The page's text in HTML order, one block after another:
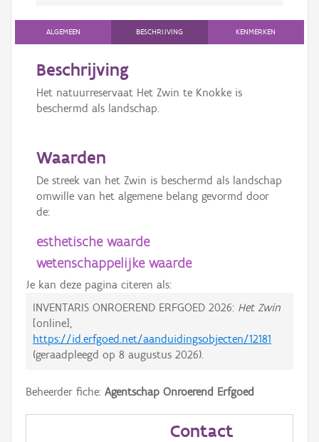
ALGEMEEN BESCHRIJVING KENMERKEN
Beschrijving
Het natuurreservaat Het Zwin te Knokke is
beschermd als landschap.
Waarden
De streek van het Zwin is beschermd als landschap
omwille van het algemene belang gevormd door
de:
esthetische waarde
wetenschappelijke waarde
Je kan deze pagina citeren als:
INVENTARIS ONROEREND ERFGOED 2026: Het Zwin
[online],
https://id.erfgoed.net/aanduidingsobjecten/12181
(geraadpleegd op 8 augustus 2026).
Beheerder fiche: Agentschap Onroerend Erfgoed
Contact